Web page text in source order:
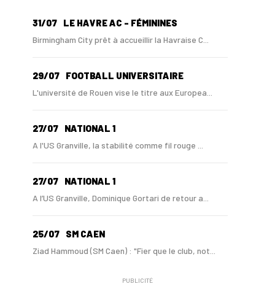
31/07 LE HAVRE AC - FÉMININES
Birmingham City prêt à accueillir la Havraise C...
29/07 FOOTBALL UNIVERSITAIRE
L'université de Rouen vise le titre aux Europea...
27/07 NATIONAL 1
A l'US Granville, la stabilité comme fil rouge ...
27/07 NATIONAL 1
A l’US Granville, Dominique Gortari de retour a...
25/07 SM CAEN
Ziad Hammoud (SM Caen) : "Fier que le club, not...
PUBLICITÉ